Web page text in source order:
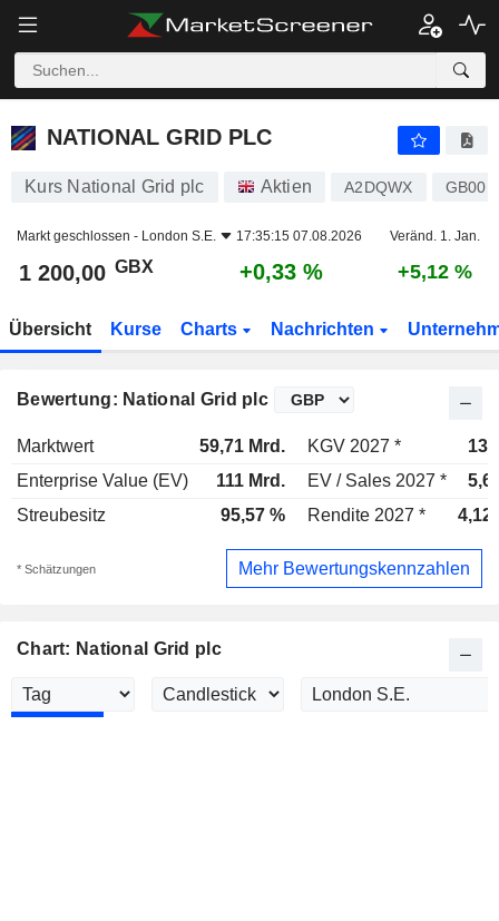
NATIONAL GRID PLC
NATIONAL GRID PLC
Kurs National Grid plc Aktien A2DQWX
Markt geschlossen - London S.E. 17:35:15 07.08.2026 Veränd. 1. Jan.
1 200,00 GBX +0,33 % +5,12 %
Übersicht Kurse Charts Nachrichten
Bewertung: National Grid plc
Marktwert 59,71 Mrd. KGV 2027 *
Enterprise Value (EV)
111 Mrd. EV / Sales 2027 *
Streubesitz
95,57 % Rendite 2027 * 4,12
* Schätzungen Mehr Bewertungskennzahlen
Chart: National Grid plc